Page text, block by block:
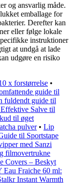
og ansvarlig måde.
emballage for
Derefter kan
eller følge lokale
instruktioner
at undgå at lade
udgøre en risiko
x forstørrelse •
guide til
fuldendt guide til
Salve til
til øget
pulver• Lip
til Sportstape
med Sanzi
filmovertrukne
Covers – Beskyt
Eau Fraiche 60 ml:
Instant Warmth